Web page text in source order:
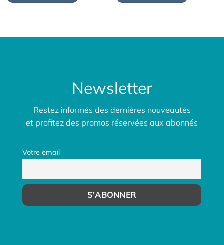
1598,00€.1550,06€. 1299,00€.1260,03€.
Newsletter
Restez informés des dernières nouveautés
et profitez des promos réservées aux abonnés
Votre email